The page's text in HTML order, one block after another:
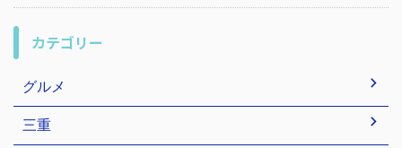
カテゴリー
グルメ
三重